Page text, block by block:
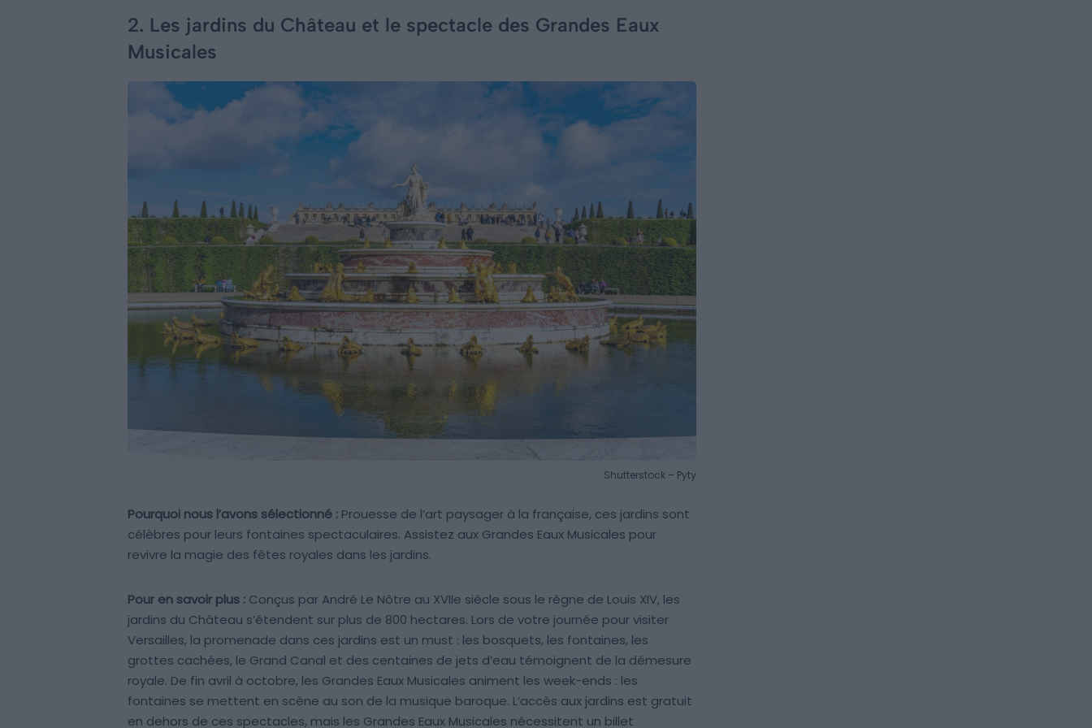
2. Les jardins du Château et le spectacle des Grandes Eaux
Musicales
Shutterstock – Pyty
Pourquoi nous l’avons sélectionné : Prouesse de l’art paysager à la française, ces jardins sont
célèbres pour leurs fontaines spectaculaires. Assistez aux Grandes Eaux Musicales pour
revivre la magie des fêtes royales dans les jardins.
Pour en savoir plus : Conçus par André Le Nôtre au XVIIe siècle sous le règne de Louis XIV, les
jardins du Château s’étendent sur plus de 800 hectares. Lors de votre journée pour visiter
Versailles, la promenade dans ces jardins est un must : les bosquets, les fontaines, les
grottes cachées, le Grand Canal et des centaines de jets d’eau témoignent de la démesure
royale. De fin avril à octobre, les Grandes Eaux Musicales animent les week-ends : les
fontaines se mettent en scène au son de la musique baroque. L’accès aux jardins est gratuit
en dehors de ces spectacles, mais les Grandes Eaux Musicales nécessitent un billet